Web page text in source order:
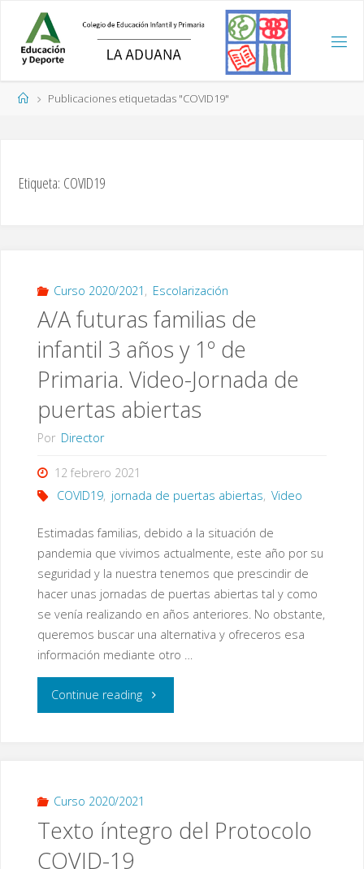
contenido
PáginaPublicaciones etiquetadas "COVID19"
Etiqueta: COVID19
Curso 2020/2021 , Escolarización
A/A futuras familias de
infantil 3 años y 1º de
Primaria. Video-Jornada de
puertas abiertas
Por Director
12 febrero 2021
COVID19, jornada de puertas abiertas, Video
Estimadas familias, debido a la situación de
pandemia que vivimos actualmente, este año por su
seguridad y la nuestra tenemos que prescindir de
hacer unas jornadas de puertas abiertas tal y como
se venía realizando en años anteriores. No obstante,
queremos buscar una alternativa y ofreceros esa
información mediante otro …
Continue reading"A/A
de
infantil
Curso 2020/2021
Texto íntegro del Protocolo
COVID-19